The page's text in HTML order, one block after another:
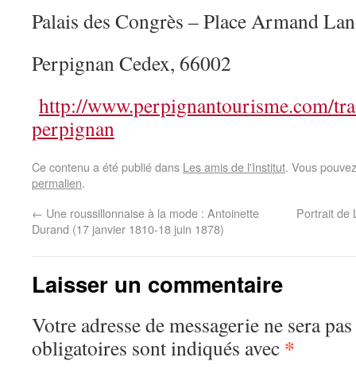
Palais des Congrès – Place Armand
Perpignan Cedex, 66002
http://www.perpignantourisme.com/
perpignan
Ce contenu a été publié dans Les amis de l'Institut. Vous
permalien.
← Une roussillonnaise à la mode : Antoinette
Durand (17 janvier 1810-18 juin 1878)
Portrait de
Laisser un commentaire
Votre adresse de messagerie ne sera
obligatoires sont indiqués avec *